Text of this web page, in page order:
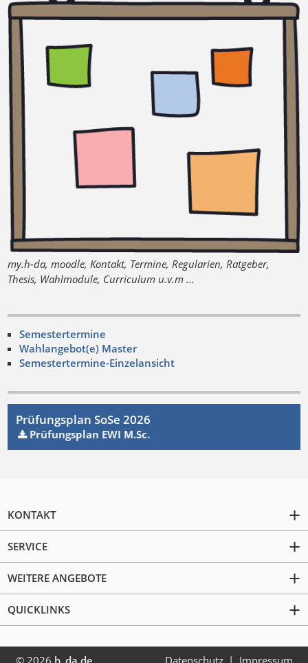
my.h-da, moodle, Kontakt, Termine, Regularien, Ratgeber,
Thesis, Wahlmodule, Curriculum u.v.m ...
Semestertermine
Wahlangebot(e) Master
Semestertermine-Einzelansicht
Prüfungsplan SoSe 2026
Prüfungsplan EWI M.Sc.
KONTAKT
SERVICE
WEITERE ANGEBOTE
QUICKLINKS